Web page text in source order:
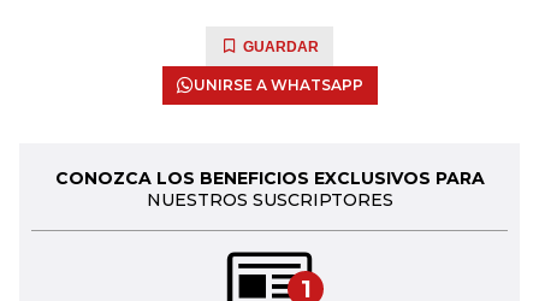
GUARDAR
UNIRSE A WHATSAPP
CONOZCA LOS BENEFICIOS EXCLUSIVOS PARA
NUESTROS SUSCRIPTORES
1